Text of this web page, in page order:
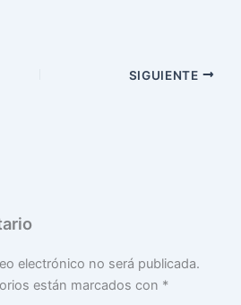
SIGUIENTE
electrónico no será publicada.
están marcados con *